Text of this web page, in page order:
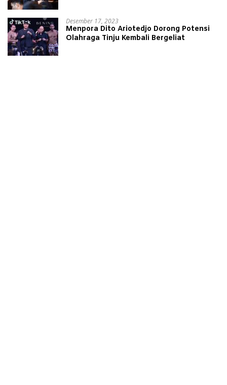
Desember 17, 2023
Menpora Dito Ariotedjo Dorong Potensi
Olahraga Tinju Kembali Bergeliat